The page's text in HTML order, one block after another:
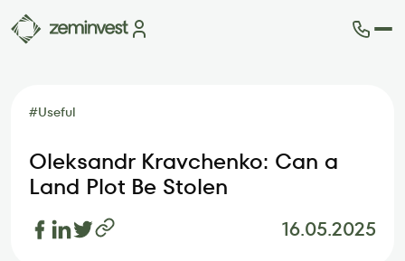
Map of plots
Blog
FAQ
Partners
Contacts
#Useful
Oleksandr Kravchenko: Can a
Land Plot Be Stolen
16.05.2025